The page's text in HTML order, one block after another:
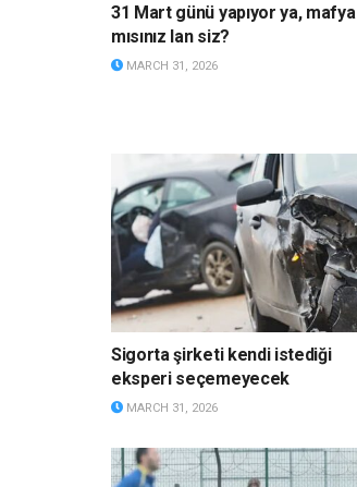
31 Mart günü yapıyor ya, mafya
mısınız lan siz?
MARCH 31, 2026
Sigorta şirketi kendi istediği
eksperi seçemeyecek
MARCH 31, 2026